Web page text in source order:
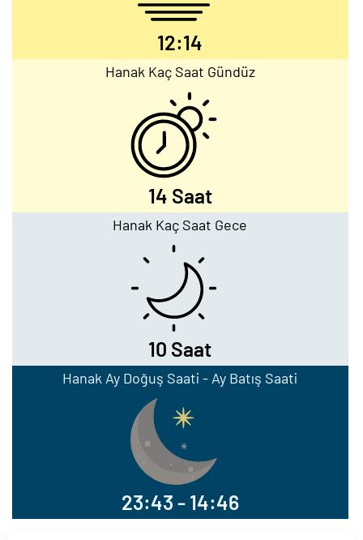
12:14
Hanak Kaç Saat Gündüz
14 Saat
Hanak Kaç Saat Gece
10 Saat
Hanak Ay Doğuş Saati - Ay Batış Saati
23:43 - 14:46